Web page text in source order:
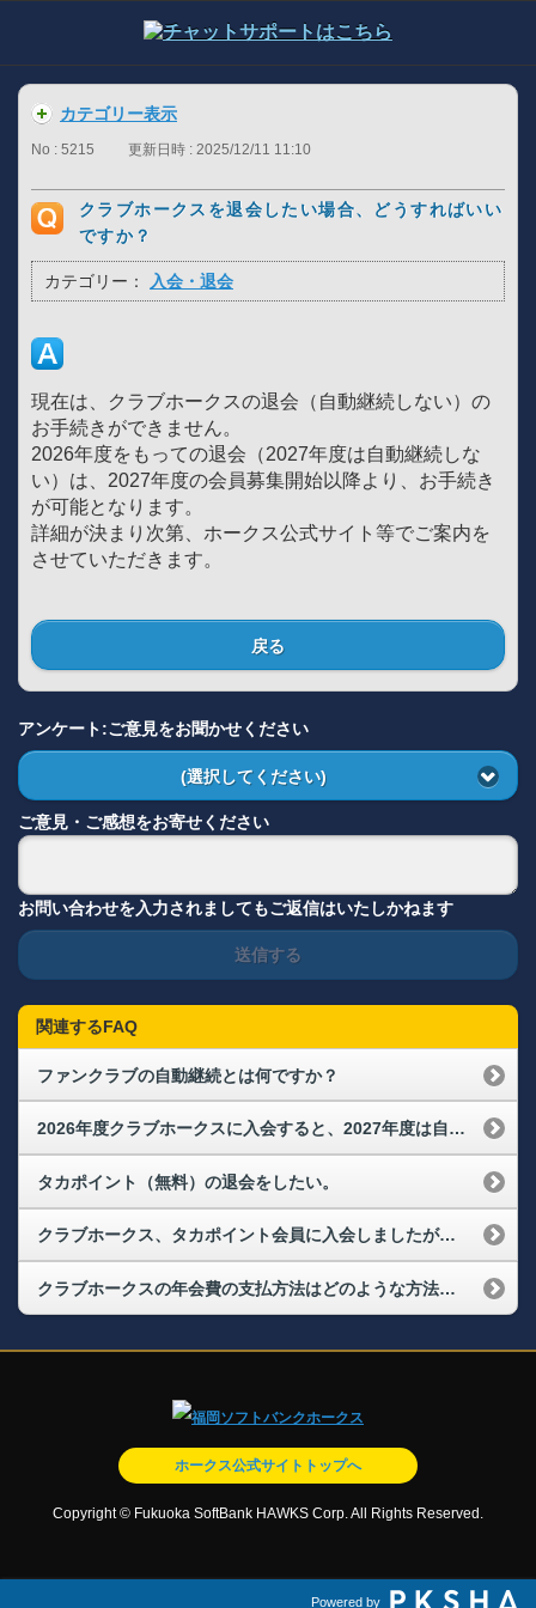
カテゴリー表示
No : 5215 更新日時 : 2025/12/11 11:10
クラブホークスを退会したい場合、どうすればいい
ですか？
カテゴリー： 入会・退会
現在は、クラブホークスの退会（自動継続しない）の
お手続きができません。
2026年度をもっての退会（2027年度は自動継続しな
い）は、2027年度の会員募集開始以降より、お手続き
が可能となります。
詳細が決まり次第、ホークス公式サイト等でご案内を
させていただきます。
戻る
アンケート:ご意見をお聞かせください
(選択してください)
ご意見・ご感想をお寄せください
お問い合わせを入力されましてもご返信はいたしかねます
送信する
関連するFAQ
ファンクラブの自動継続とは何ですか？
2026年度クラブホークスに入会すると、2027年度は自動継続になりますか？
タカポイント（無料）の退会をしたい。
クラブホークス、タカポイント会員に入会しましたが、会員マイページにログインできません。
クラブホークスの年会費の支払方法はどのような方法がありますか？
ホークス公式サイトトップへ
Copyright © Fukuoka SoftBank HAWKS Corp. All Rights Reserved.
Powered by